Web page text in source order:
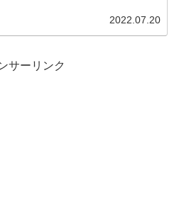
2022.07.20
サーリンク